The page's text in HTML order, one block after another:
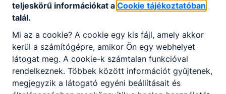
köszörüléssel, marással;
CNC vezérlésű megmunkáló gépeken;
forgácsoló szerszámokat készít, élez;
a legyártott munkadarab minőségét és
megfelelősségét ellenőrzi.
teljeskörű információkat a Cookie tájékoztatóban
talál.
Mi az a cookie? A cookie egy kis fájl, amely akkor
kerül a számítógépre, amikor Ön egy webhelyet
látogat meg. A cookie-k számtalan funkcióval
rendelkeznek. Többek között információt gyűjtenek,
megjegyzik a látogató egyéni beállításait és